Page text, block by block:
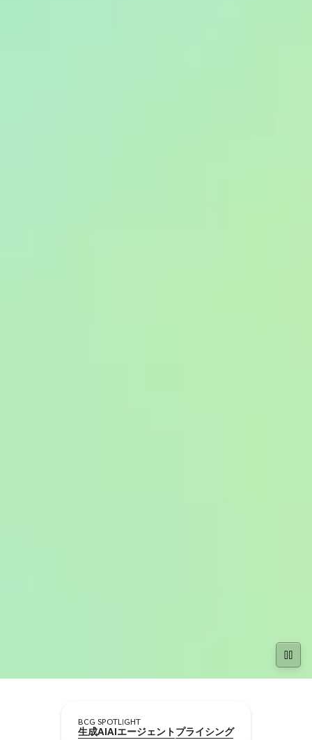
BCG SPOTLIGHT
生成AIAIエージェントプライシング